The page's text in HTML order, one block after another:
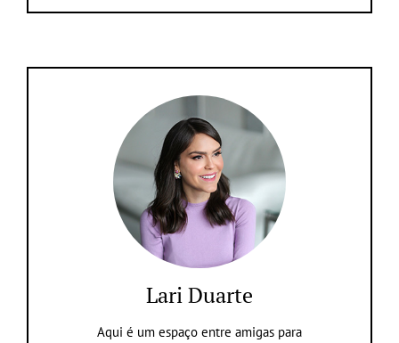
Lari Duarte
Aqui é um espaço entre amigas para